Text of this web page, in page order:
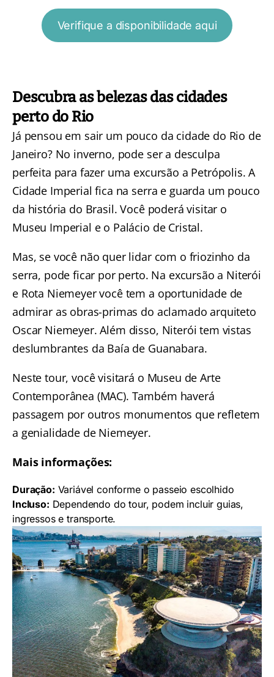
Verifique a disponibilidade aqui
Descubra as belezas das cidades
perto do Rio
Já pensou em sair um pouco da cidade do Rio de
Janeiro? No inverno, pode ser a desculpa
perfeita para fazer uma excursão a Petrópolis. A
Cidade Imperial fica na serra e guarda um pouco
da história do Brasil. Você poderá visitar o
Museu Imperial e o Palácio de Cristal.
Mas, se você não quer lidar com o friozinho da
serra, pode ficar por perto. Na excursão a Niterói
e Rota Niemeyervocê tem a oportunidade de
admirar as obras-primas do aclamado arquiteto
Oscar Niemeyer. Além disso, Niterói tem vistas
deslumbrantes da Baía de Guanabara.
Neste tour, você visitará o Museu de Arte
Contemporânea (MAC). Também haverá
passagem por outros monumentos que refletem
a genialidade de Niemeyer.
Mais informações:
Duração: Variável conforme o passeio escolhido
Incluso: Dependendo do tour, podem incluir guias,
ingressos e transporte.